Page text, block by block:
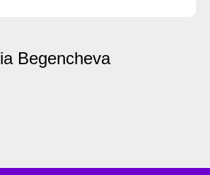
Begencheva